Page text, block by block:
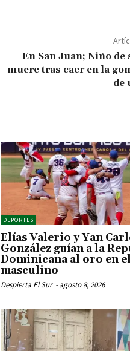
En San Juan; Niño de
muere tras caer en la
de
DEPORTES
Elías Valerio y Yan
González guían a la
Dominicana al oro en
masculino
Despierta El Sur -agosto 8, 2026